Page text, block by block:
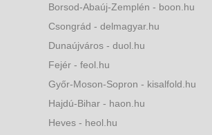
Borsod-Abaúj-Zemplén - boon.hu
Csongrád - delmagyar.hu
Dunaújváros - duol.hu
Fejér - feol.hu
Győr-Moson-Sopron - kisalfold.hu
Hajdú-Bihar - haon.hu
Heves - heol.hu